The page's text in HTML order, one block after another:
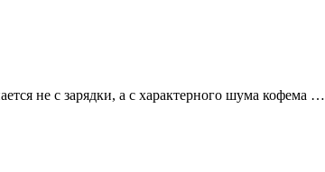
не с зарядки, а с характерного шума кофема …